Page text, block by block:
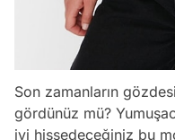
Son zamanların
gördünüz mü?
iyi hissedeceğiniz bu